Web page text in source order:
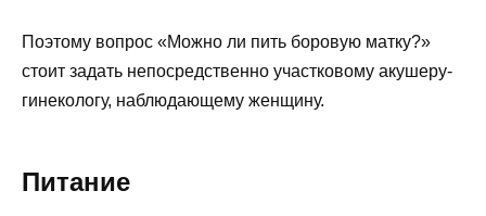
Поэтому вопрос «Можно ли пить боровую матку?»
стоит задать непосредственно участковому акушеру-
гинекологу, наблюдающему женщину.
Питание